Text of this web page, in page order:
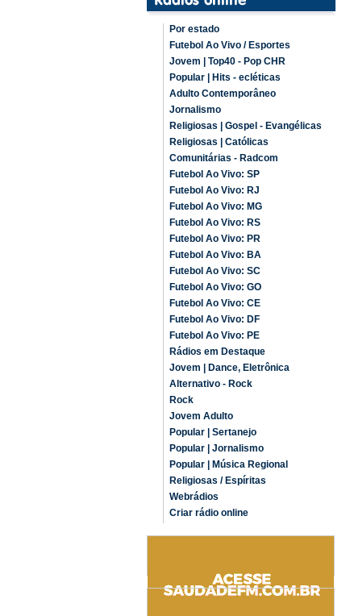
Por estado
Futebol Ao Vivo / Esportes
Jovem | Top40 - Pop CHR
Popular | Hits - ecléticas
Adulto Contemporâneo
Jornalismo
Religiosas | Gospel - Evangélicas
Religiosas | Católicas
Comunitárias - Radcom
Futebol Ao Vivo: SP
Futebol Ao Vivo: RJ
Futebol Ao Vivo: MG
Futebol Ao Vivo: RS
Futebol Ao Vivo: PR
Futebol Ao Vivo: BA
Futebol Ao Vivo: SC
Futebol Ao Vivo: GO
Futebol Ao Vivo: CE
Futebol Ao Vivo: DF
Futebol Ao Vivo: PE
Rádios em Destaque
Jovem | Dance, Eletrônica
Alternativo - Rock
Rock
Jovem Adulto
Popular | Sertanejo
Popular | Jornalismo
Popular | Música Regional
Religiosas / Espíritas
Webrádios
Criar rádio online